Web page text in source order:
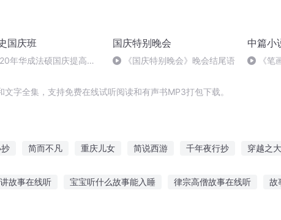
国庆班
年华成法硕国庆提高班
国庆特别晚会
《国庆特别晚会》晚会结尾语
中篇小
《
字全集，支持免费在线试听阅读和有声书MP3打包下载。
简而不凡 重庆儿女 简说西游 千年夜行抄 穿越之
故事在线听 宝宝听什么故事能入睡 律宗高僧故事在线听 故